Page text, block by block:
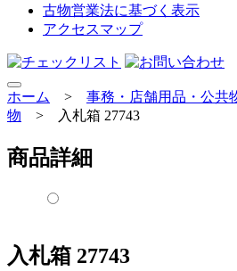
古物営業法に基づく表示
アクセスマップ
ホーム > 事務・店舗用品・公共
物
> 入札箱 27743
商品詳細
入札箱 27743